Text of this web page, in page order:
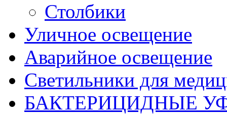
Столбики
Уличное освещение
Аварийное освещение
Светильники для
БАКТЕРИЦИДНЫЕ